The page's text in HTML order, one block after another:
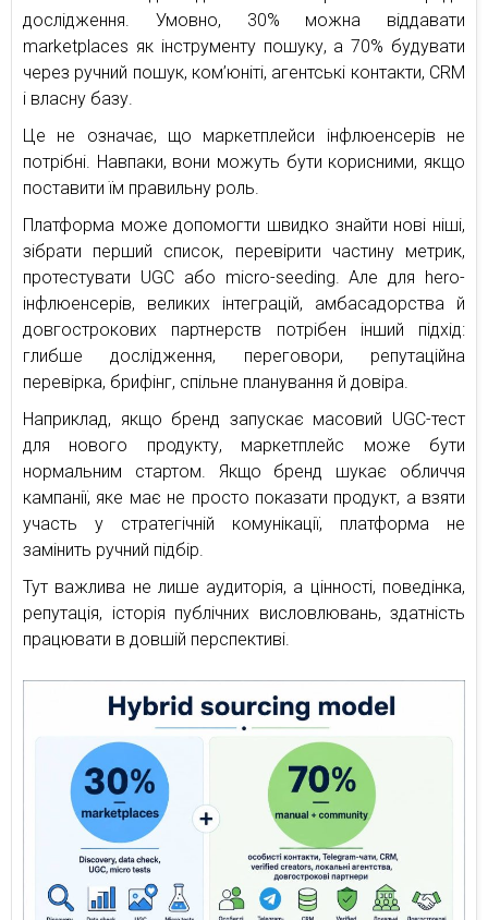
дослідження. Умовно, 30% можна віддавати
marketplaces як інструменту пошуку, а 70% будувати
через ручний пошук, ком’юніті, агентські контакти, CRM
і власну базу.
Це не означає, що маркетплейси інфлюенсерів не
потрібні. Навпаки, вони можуть бути корисними, якщо
поставити їм правильну роль.
Платформа може допомогти швидко знайти нові ніші,
зібрати перший список, перевірити частину метрик,
протестувати UGC або micro-seeding. Але для hero-
інфлюенсерів, великих інтеграцій, амбасадорства й
довгострокових партнерств потрібен інший підхід:
глибше дослідження, переговори, репутаційна
перевірка, брифінг, спільне планування й довіра.
Наприклад, якщо бренд запускає масовий UGC-тест
для нового продукту, маркетплейс може бути
нормальним стартом. Якщо бренд шукає обличчя
кампанії, яке має не просто показати продукт, а взяти
участь у стратегічній комунікації, платформа не
замінить ручний підбір.
Тут важлива не лише аудиторія, а цінності, поведінка,
репутація, історія публічних висловлювань, здатність
працювати в довшій перспективі.